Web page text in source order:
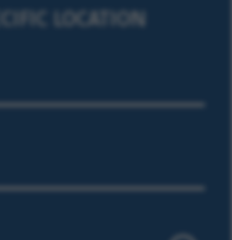
LOCATION